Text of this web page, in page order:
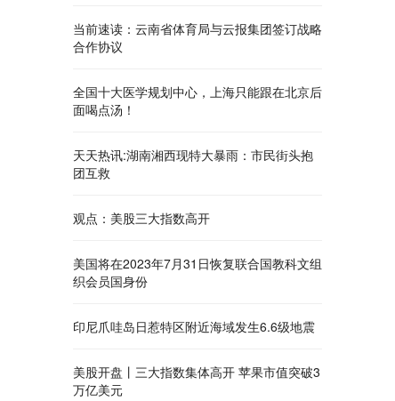
当前速读：云南省体育局与云报集团签订战略
合作协议
全国十大医学规划中心，上海只能跟在北京后
面喝点汤！
天天热讯:湖南湘西现特大暴雨：市民街头抱
团互救
观点：美股三大指数高开
美国将在2023年7月31日恢复联合国教科文组
织会员国身份
印尼爪哇岛日惹特区附近海域发生6.6级地震
美股开盘丨三大指数集体高开 苹果市值突破3
万亿美元